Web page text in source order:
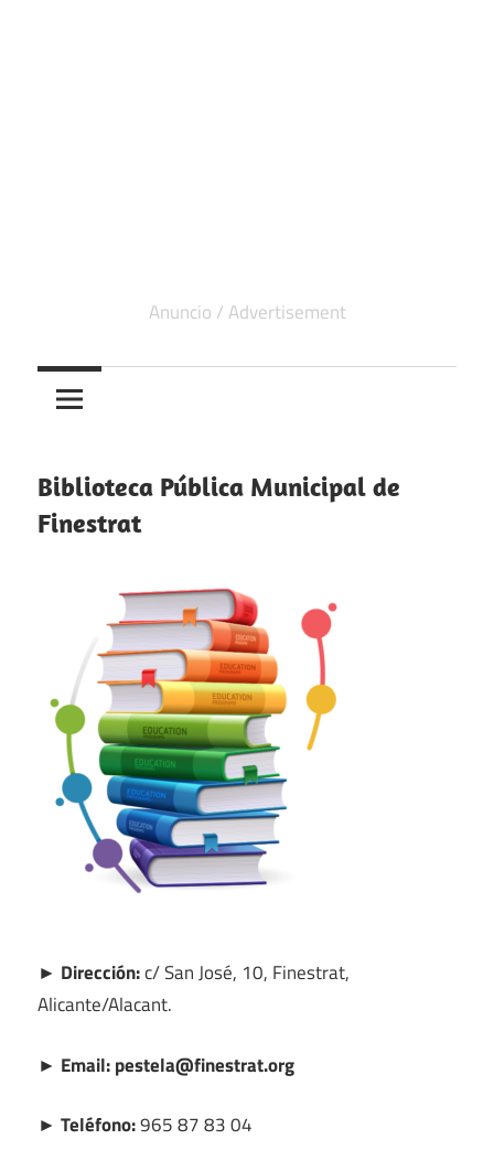
Biblioteca Pública Municipal de
Finestrat
► Dirección:c/ San José, 10, Finestrat,
Alicante/Alacant.
► Email: pestela@finestrat.org
► Teléfono:965 87 83 04